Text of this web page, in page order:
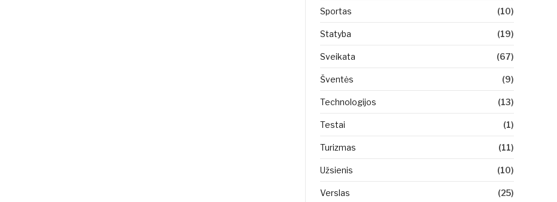
Sportas (10)
Statyba (19)
Sveikata (67)
Šventės (9)
Technologijos (13)
Testai (1)
Turizmas (11)
Užsienis (10)
Verslas (25)